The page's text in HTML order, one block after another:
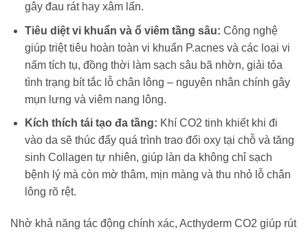
gây đau rát hay xâm lấn.
Tiêu diệt vi khuẩn và ổ viêm tầng sâu: Công nghệ
giúp triệt tiêu hoàn toàn vi khuẩn P.acnes và các loại vi
nấm tích tụ, đồng thời làm sạch sâu bã nhờn, giải tỏa
tình trạng bít tắc lỗ chân lông – nguyên nhân chính gây
mụn lưng và viêm nang lông.
Kích thích tái tạo đa tầng: Khí CO2 tinh khiết khi đi
vào da sẽ thúc đẩy quá trình trao đổi oxy tại chỗ và tăng
sinh Collagen tự nhiên, giúp làn da không chỉ sạch
bệnh lý mà còn mờ thâm, mịn màng và thu nhỏ lỗ chân
lông rõ rệt.
Nhờ khả năng tác động chính xác, Acthyderm CO2 giúp rút